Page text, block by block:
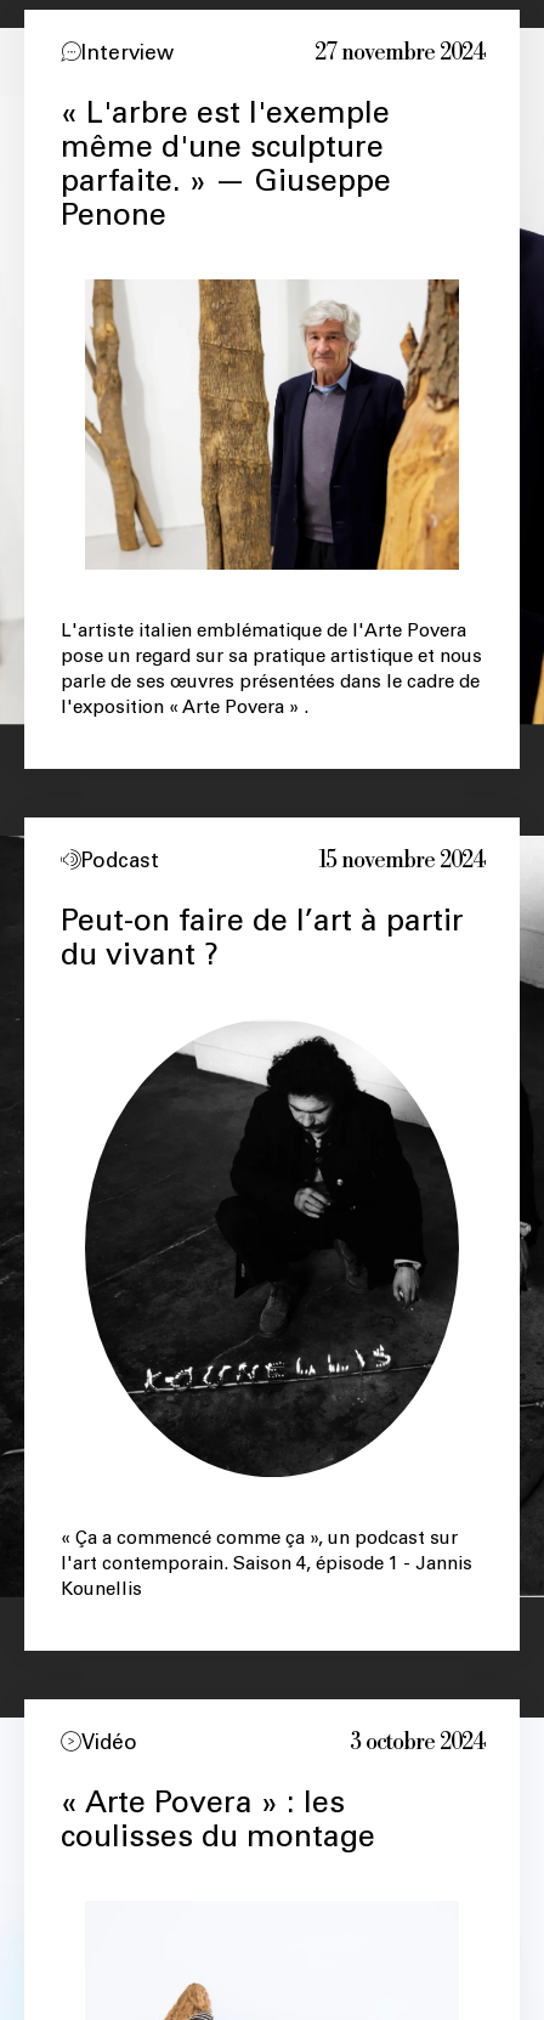
Interview 27 novembre 2024
« L'arbre est l'exemple
même d'une sculpture
parfaite. » — Giuseppe
Penone
L'artiste italien emblématique de l'Arte Povera
pose un regard sur sa pratique artistique et nous
parle de ses œuvres présentées dans le cadre de
l'exposition « Arte Povera » .
Podcast 15 novembre 2024
Peut-on faire de l’art à partir
du vivant ?
« Ça a commencé comme ça », un podcast sur
l'art contemporain. Saison 4, épisode 1 - Jannis
Kounellis
Vidéo 3 octobre 2024
« Arte Povera » : les
coulisses du montage